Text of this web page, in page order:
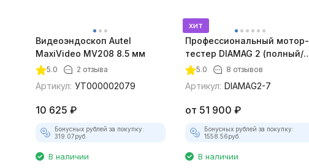
Видеоэндоскоп Autel
MaxiVideo MV208 8.5 мм
5.0 2 отзыва
Артикул: УТ000002079
10 625 ₽
Бонусных рублей за покупку:
319.07руб.
В наличии
хит
Профессиональный мотор-
тестер DIAMAG 2 (полный/
максимальный комплект)
5.0 8 отзывов
Артикул: DIAMAG2-7
от 51 900 ₽
Бонусных рублей за покупку:
1558.56руб.
В наличии